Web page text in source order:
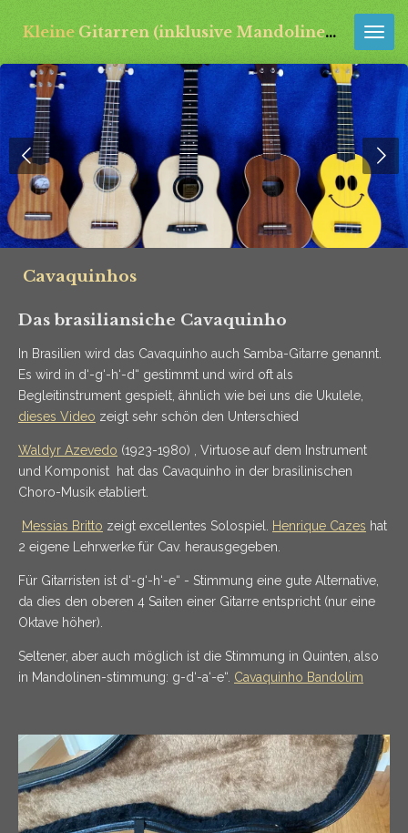
Hauptinhalt
Kleine Gitarren (inklusive Mandolinen) aus aller Welt
Cavaquinhos
Das brasiliansiche Cavaquinho
In Brasilien wird das Cavaquinho auch Samba-Gitarre genannt.
Es wird in d‘-g‘-h‘-d“ gestimmt und wird oft als
Begleitinstrument gespielt, ähnlich wie bei uns die Ukulele,
dieses Video zeigt sehr schön den Unterschied
Waldyr Azevedo (1923-1980) , Virtuose auf dem Instrument
und Komponist hat das Cavaquinho in der brasilinischen
Choro-Musik etabliert.
Messias Britto zeigt excellentes Solospiel. Henrique Cazes hat
2 eigene Lehrwerke für Cav. herausgegeben.
Für Gitarristen ist d‘-g‘-h‘-e“ - Stimmung eine gute Alternative,
da dies den oberen 4 Saiten einer Gitarre entspricht (nur eine
Oktave höher).
Seltener, aber auch möglich ist die Stimmung in Quinten, also
in Mandolinen-stimmung: g-d‘-a‘-e“. Cavaquinho Bandolim